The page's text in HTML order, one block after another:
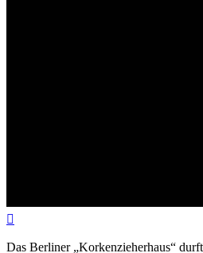

Das Berliner „Korkenzieherhaus“